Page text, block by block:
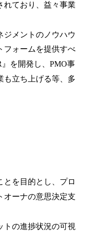
れており
、益々事業
ジメントのノウハウ
フォームを提供すべ
を開発し、PMO事
も立ち上げる等、多
とを目的とし、プロ
オーナの意思決定支
トの進捗状況の可視